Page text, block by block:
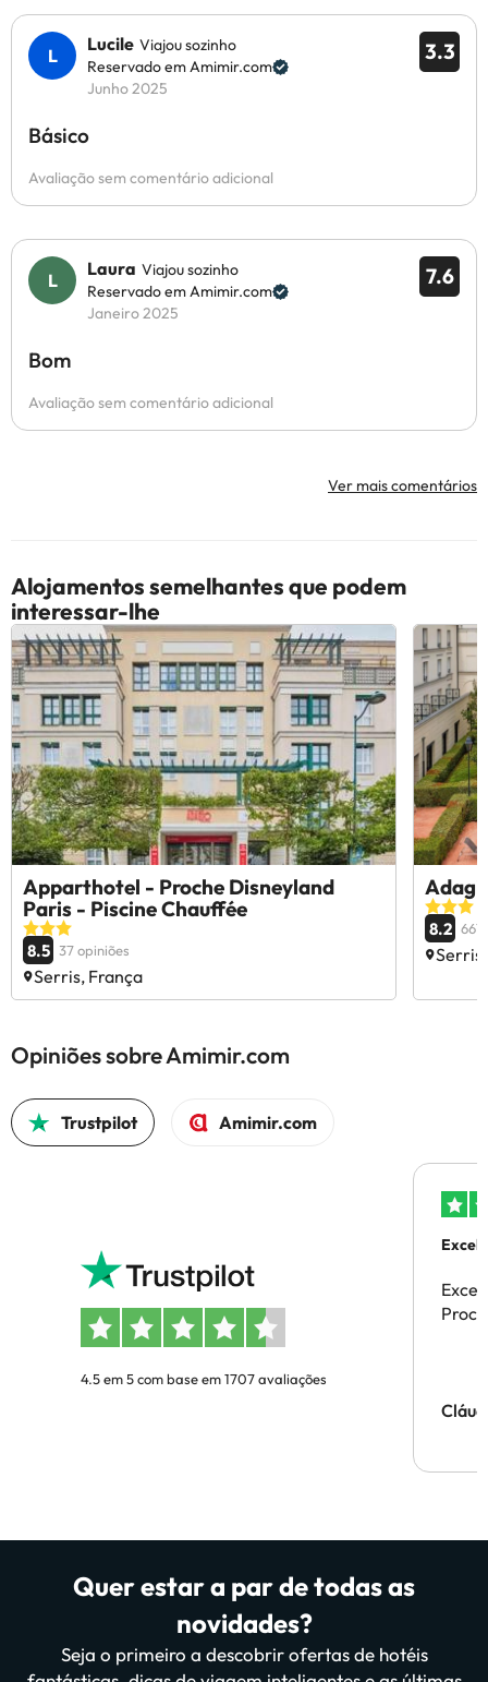
3.3
Lucile Viajou sozinho
Reservado em Amimir.com
Junho 2025
Básico
Avaliação sem comentário adicional
7.6
Laura Viajou sozinho
Reservado em Amimir.com
Janeiro 2025
Bom
Avaliação sem comentário adicional
Ver mais comentários
Alojamentos semelhantes que podem
interessar-lhe
Apparthotel - Proche Disneyland
Paris - Piscine Chauffée
8.5 37 opiniões
Serris, França
8.2
Opiniões sobre Amimir.com
Trustpilot Amimir.com
4.5 em 5 com base em 1707 avaliações
Quer estar a par de todas as
novidades?
Seja o primeiro a descobrir ofertas de hotéis